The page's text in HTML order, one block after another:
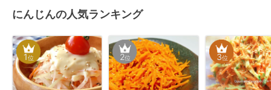
にんじんの人気ランキング
1位 2位 3位